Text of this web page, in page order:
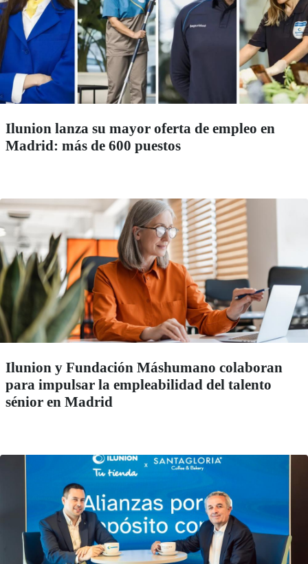
Ilunion lanza su mayor oferta de empleo en
Madrid: más de 600 puestos
Ilunion y Fundación Máshumano colaboran
para impulsar la empleabilidad del talento
sénior en Madrid